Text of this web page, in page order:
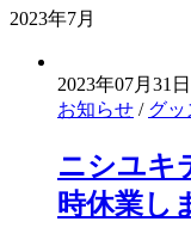
2023年7月
2023年07月31日
お知らせ / グッ
ニシユキ
時休業し